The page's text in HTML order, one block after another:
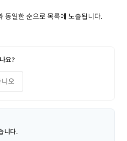
동일한 순으로 목록에 노출됩니다.
요?
니오
니다.